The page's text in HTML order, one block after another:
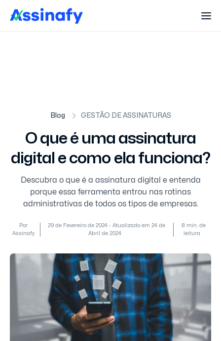
Blog GESTÃO DE ASSINATURAS
O que é uma assinatura
digital e como ela funciona?
Descubra o que é a assinatura digital e entenda
porque essa ferramenta entrou nas rotinas
administrativas de todos os tipos de empresas.
Por
Assinafy
29 de Fevereiro de 2024 - Atualizado em 24 de
Abril de 2024
8 min. de
leitura